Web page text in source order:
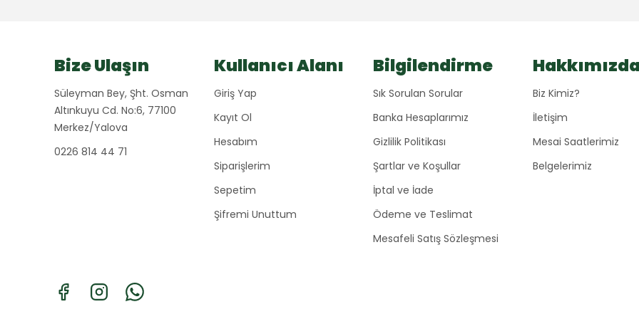
Bize Ulaşın
Süleyman Bey, Şht. Osman
Altınkuyu Cd. No:6, 77100
Merkez/Yalova
0226 814 44 71
Kullanıcı Alanı
Giriş Yap
Kayıt Ol
Hesabım
Siparişlerim
Sepetim
Şifremi Unuttum
Bilgilendirme
Sık Sorulan Sorular
Banka Hesaplarımız
Gizlilik Politikası
Şartlar ve Koşullar
İptal ve İade
Ödeme ve Teslimat
Mesafeli Satış Sözleşmesi
Biz Kimiz?
İletişim
Mesai Saatlerimiz
Belgelerimiz